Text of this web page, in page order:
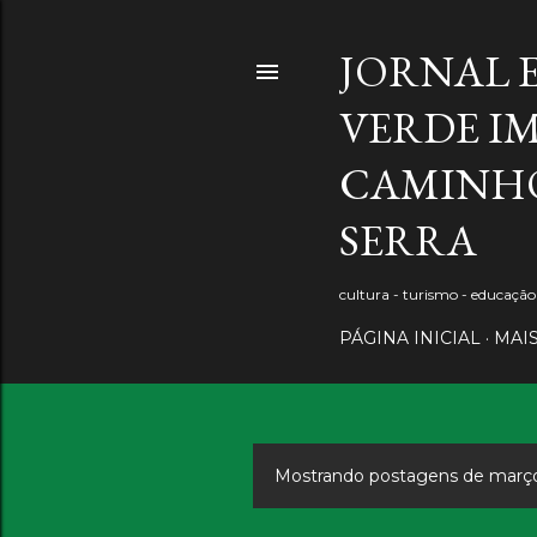
JORNAL
VERDE
SERRA
cultura - turismo -
PÁGINA INICIAL
PMostrando postagens de